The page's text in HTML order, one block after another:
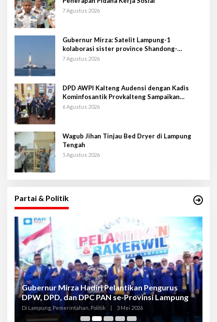
7 Agustus 2026
Gubernur Mirza: Satelit Lampung-1
kolaborasi sister province Shandong-
Lampung
7 Agustus 2026
DPD AWPI Kalteng Audensi dengan Kadis
Kominfosantik Provkalteng Sampaikan
Rencana Kongnas II AWPI se-Indonesia
6 Agustus 2026
Wagub Jihan Tinjau Bed Dryer di Lampung
Tengah
5 Agustus 2026
Partai & Politik
Gubernur Mirza Hadiri Pelantikan Pengurus
DPW, DPD, dan DPC PAN se-Provinsi Lampung
Di Lampung, Pemerintahan, Politik | 3 Mei 2026